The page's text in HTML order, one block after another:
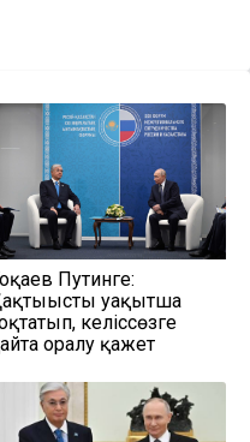
Путинге:
уақытша
келіссөзге
оралу қажет